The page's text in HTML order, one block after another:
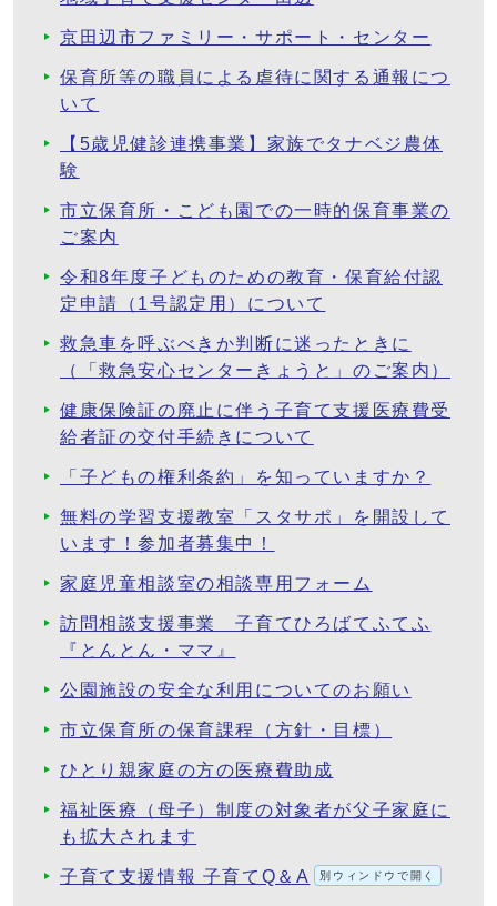
京田辺市ファミリー・サポート・センター
保育所等の職員による虐待に関する通報につ
いて
【5歳児健診連携事業】家族でタナベジ農体
験
市立保育所・こども園での一時的保育事業の
ご案内
令和8年度子どものための教育・保育給付認
定申請（1号認定用）について
救急車を呼ぶべきか判断に迷ったときに
（「救急安心センターきょうと」のご案内）
健康保険証の廃止に伴う子育て支援医療費受
給者証の交付手続きについて
「子どもの権利条約」を知っていますか？
無料の学習支援教室「スタサポ」を開設して
います！参加者募集中！
家庭児童相談室の相談専用フォーム
訪問相談支援事業 子育てひろばてふてふ
『とんとん・ママ』
公園施設の安全な利用についてのお願い
市立保育所の保育課程（方針・目標）
ひとり親家庭の方の医療費助成
福祉医療（母子）制度の対象者が父子家庭に
も拡大されます
子育て支援情報 子育てQ＆A 別ウィンドウで開く